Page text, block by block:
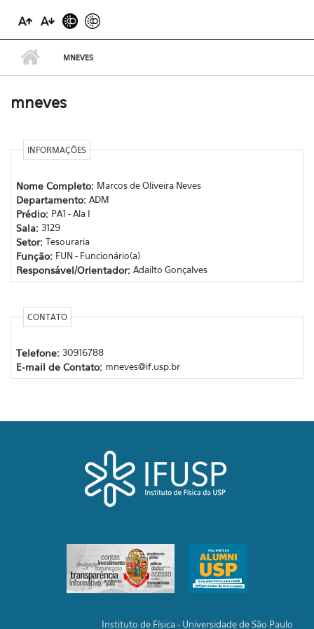
MNEVES
mneves
INFORMAÇÕES
Nome Completo: Marcos de Oliveira Neves
Departamento: ADM
Prédio: PA1 - Ala I
Sala: 3129
Setor: Tesouraria
Função: FUN - Funcionário(a)
Responsável/Orientador: Adailto Gonçalves
CONTATO
Telefone: 30916788
E-mail de Contato: mneves@if.usp.br
Instituto de Física - Universidade de São Paulo